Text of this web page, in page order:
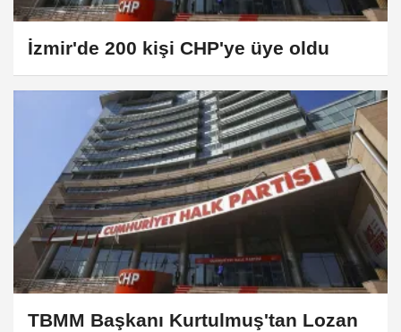
İzmir'de 200 kişi CHP'ye üye oldu
TBMM Başkanı Kurtulmuş'tan Lozan